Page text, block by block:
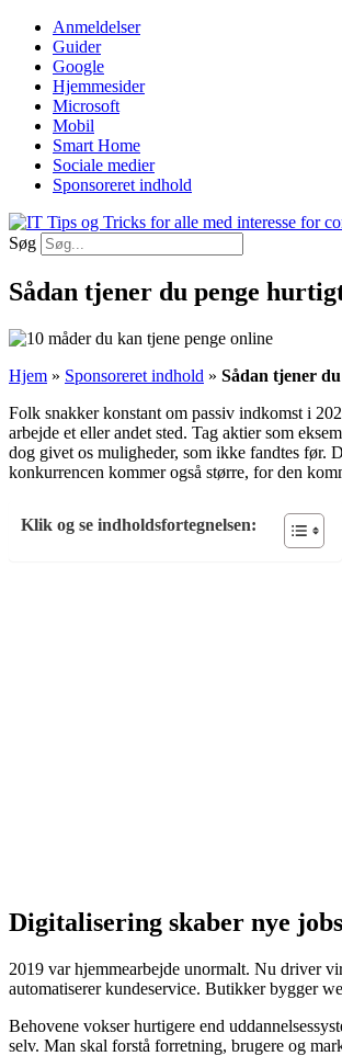
Videre
indhold
Anmeldelser
Guider
Google
Hjemmesider
Microsoft
Mobil
Smart Home
Sociale medier
Sponsoreret indhold
Søg
Sådan tjener du penge
Hjem » Sponsoreret indhold » Sådan tjener
Folk snakker konstant om passiv indkomst i
arbejde et eller andet sted. Tag aktier som
dog givet os muligheder, som ikke fandtes før.
konkurrencen kommer også større, for den
Klik og se indholdsfortegnelsen:
Digitalisering skaber nye jobs
2019 var hjemmearbejde unormalt. Nu driver
automatiserer kundeservice. Butikker bygger
Behovene vokser hurtigere end
selv. Man skal forstå forretning, brugere og